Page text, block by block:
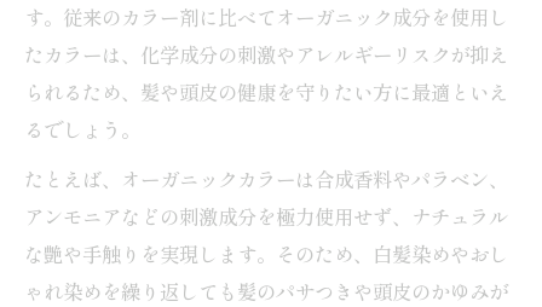
白髪染めでもツヤが続く専門店の施術テク
ニック
オーガニック成分が叶える健康的なツヤ髪
専門店利用で実感するナチュラルな艶髪体
験
白髪染めに最適なオーガニックカラーの実力
す。従来のカラー剤に比べてオーガニック成分を使用し
たカラーは、化学成分の刺激やアレルギーリスクが抑え
られるため、髪や頭皮の健康を守りたい方に最適といえ
るでしょう。
たとえば、オーガニックカラーは合成香料やパラベン、
アンモニアなどの刺激成分を極力使用せず、ナチュラル
な艶や手触りを実現します。そのため、白髪染めやおし
ゃれ染めを繰り返しても髪のパサつきや頭皮のかゆみが